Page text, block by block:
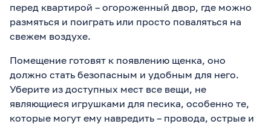
перед квартирой – огороженный двор, где можно
размяться и поиграть или просто поваляться на
свежем воздухе.
Помещение готовят к появлению щенка, оно
должно стать безопасным и удобным для него.
Уберите из доступных мест все вещи, не
являющиеся игрушками для песика, особенно те,
которые могут ему навредить – провода, острые и